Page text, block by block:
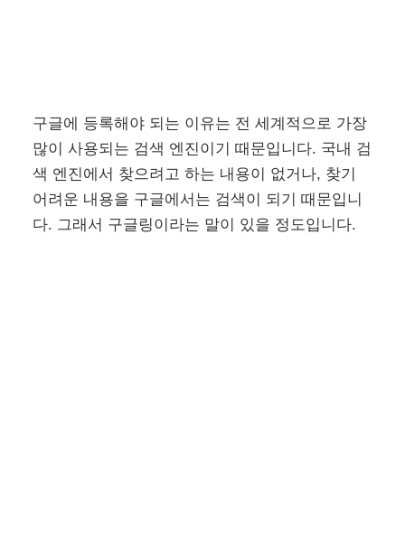
구글에 등록해야 되는 이유는 전 세계적으로 가장
많이 사용되는 검색 엔진이기 때문입니다. 국내 검
색 엔진에서 찾으려고 하는 내용이 없거나, 찾기
어려운 내용을 구글에서는 검색이 되기 때문입니
다. 그래서 구글링이라는 말이 있을 정도입니다.